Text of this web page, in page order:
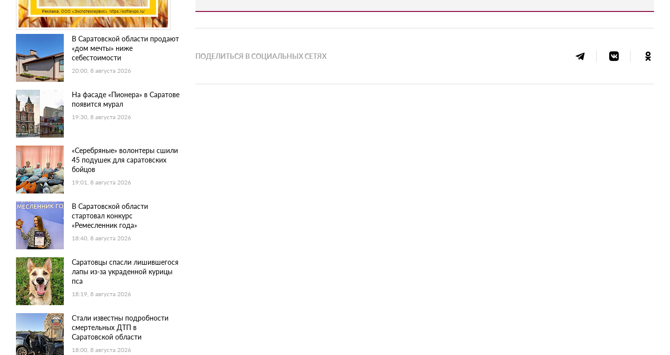
В Саратовской области продают
«дом мечты» ниже
себестоимости
20:00, 8 августа 2026
На фасаде «Пионера» в Саратове
появится мурал
19:30, 8 августа 2026
«Серебряные» волонтеры сшили
45 подушек для саратовских
бойцов
19:01, 8 августа 2026
В Саратовской области
стартовал конкурс
«Ремесленник года»
18:40, 8 августа 2026
Саратовцы спасли лишившегося
лапы из-за украденной курицы
пса
18:19, 8 августа 2026
Стали известны подробности
смертельных ДТП в
Саратовской области
18:00, 8 августа 2026
ПОДЕЛИТЬСЯ В СОЦИАЛЬНЫХ СЕТЯХ